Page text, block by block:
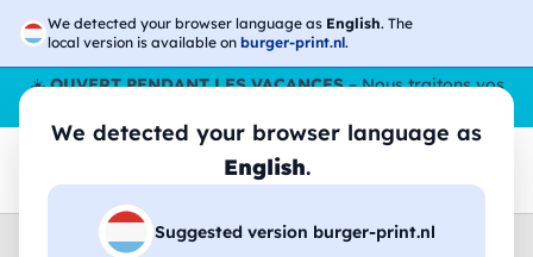
We detected your browser language as English. The
local version is available on burger-print.nl.
We detected your browser language as
English.
Suggested version burger-print.nl
☀️OUVERT PENDANT LES VACANCES– Nous traitons vos
Accessoires › gadgets-personnalises